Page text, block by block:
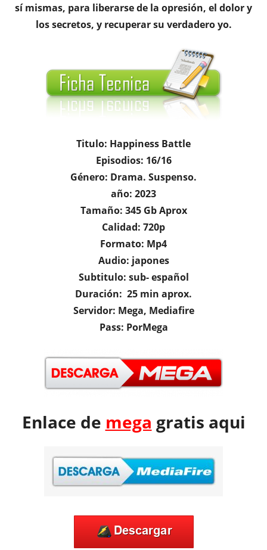
sí mismas, para liberarse de la opresión, el dolor y
los secretos, y recuperar su verdadero yo.
Titulo: Happiness Battle
Episodios: 16/16
Género: Drama. Suspenso.
año: 2023
Tamaño: 345 Gb Aprox
Calidad: 720p
Formato: Mp4
Audio: japones
Subtitulo: sub- español
Duración: 25 min aprox.
Servidor: Mega, Mediafire
Pass: PorMega
Enlace de mega gratis aqui